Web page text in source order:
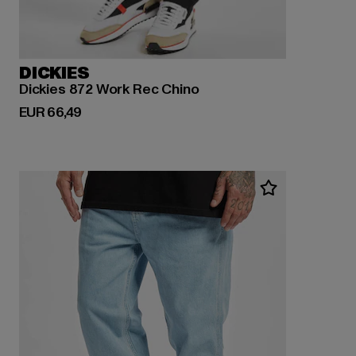
DICKIES
Dickies 872 Work Rec Chino
EUR 66,49
Huidige prijs: EUR 66,49